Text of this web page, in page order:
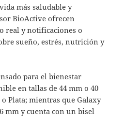
más saludable y
BioActive ofrecen
real y notificaciones o
sueño, estrés, nutrición y
para el bienestar
en tallas de 44 mm o 40
Plata; mientras que Galaxy
mm y cuenta con un bisel